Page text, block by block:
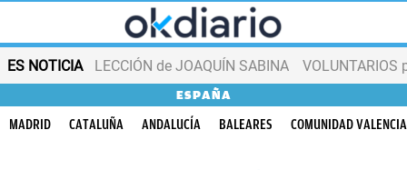
ES NOTICIA LECCIÓN de JOAQUÍN SABINA VOLUNTARIOS
ESPAÑA
MADRID CATALUÑA ANDALUCÍA BALEARES COMUNIDAD